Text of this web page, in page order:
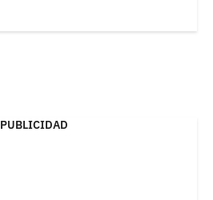
PUBLICIDAD